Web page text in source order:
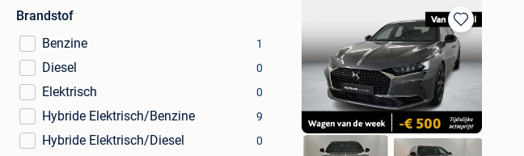
Brandstof
Benzine
1
Diesel 0
Elektrisch 0
Hybride Elektrisch/Benzine 9
Hybride Elektrisch/Diesel 0
Bewaren
in
Mijn
Favorieten